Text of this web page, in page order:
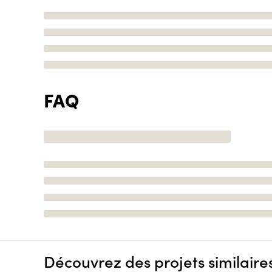
FAQ
Découvrez des projets